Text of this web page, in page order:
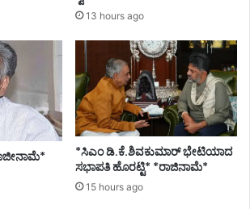
13 hours ago
*ಸಿಎಂ ಡಿ.ಕೆ.ಶಿವಕುಮಾರ್ ಭೇಟಿಯಾದ
ಸಭಾಪತಿ ಹೊರಟ್ಟಿ* *ರಾಜಿನಾಮೆ*
15 hours ago